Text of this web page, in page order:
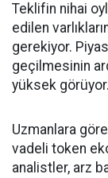
Teklifin nihai
edilen
gerekiyor.
geçilmesinin
yüksek görüyor.
Uzmanlara
vadeli token
analistler, arz